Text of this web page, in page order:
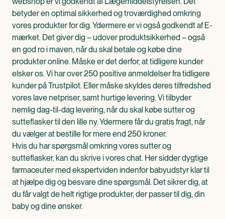
betyder en optimal sikkerhed og troværdighed omkring
vores produkter for dig. Ydermere er vi også godkendt af E-
mærket. Det giver dig – udover produktsikkerhed – også
en god ro i maven, når du skal betale og købe dine
produkter online. Måske er det derfor, at tidligere kunder
elsker os. Vi har over 250 positive anmeldelser fra tidligere
kunder på Trustpilot. Eller måske skyldes deres tilfredshed
vores lave netpriser, samt hurtige levering. Vi tilbyder
nemlig dag-til-dag levering, når du skal købe sutter og
sutteflasker til den lille ny. Ydermere får du gratis fragt, når
du vælger at bestille for mere end 250 kroner.
Hvis du har spørgsmål omkring vores sutter og
sutteflasker, kan du skrive i vores chat. Her sidder dygtige
farmaceuter med ekspertviden indenfor babyudstyr klar til
at hjælpe dig og besvare dine spørgsmål. Det sikrer dig, at
du får valgt de helt rigtige produkter, der passer til dig, din
baby og dine ønsker.